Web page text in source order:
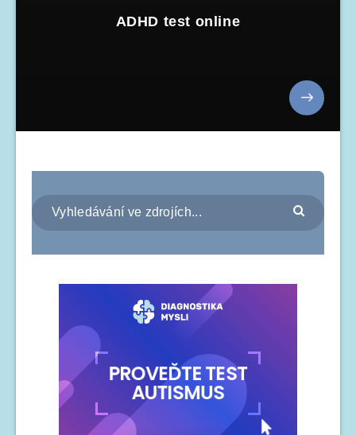
ADHD test online